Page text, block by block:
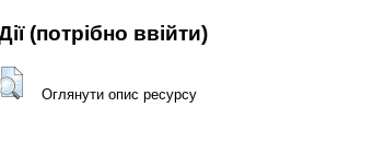
​​(потрібно ввійти)
Оглянути опис ресурсу